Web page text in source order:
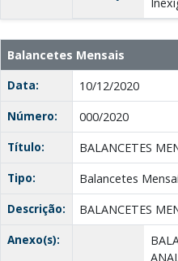
Balancetes Mensais
Data:
10/12/2020
Número:
000/2020
Título:
BALANCETES
Tipo:
Balancetes
Descrição:
BALANCETES
Anexo(s):